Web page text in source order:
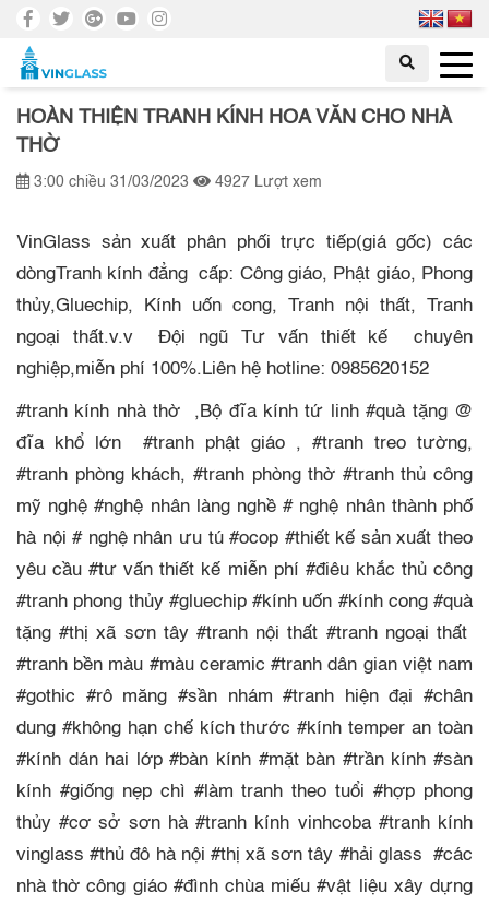
HOÀN THIỆN TRANH KÍNH HOA VĂN CHO NHÀ
THỜ
3:00 chiều 31/03/2023 4927 Lượt xem
VinGlass sản xuất phân phối trực tiếp(giá gốc) các
dòngTranh kính đẳng cấp: Công giáo, Phật giáo, Phong
thủy,Gluechip, Kính uốn cong, Tranh nội thất, Tranh
ngoại thất.v.v Đội ngũ Tư vấn thiết kế chuyên
nghiệp,miễn phí 100%.Liên hệ hotline: 0985620152
#tranh kính nhà thờ ,Bộ đĩa kính tứ linh #quà tặng @
đĩa khổ lớn #tranh phật giáo , #tranh treo tường,
#tranh phòng khách, #tranh phòng thờ #tranh thủ công
mỹ nghệ #nghệ nhân làng nghề # nghệ nhân thành phố
hà nội # nghệ nhân ưu tú #ocop #thiết kế sản xuất theo
yêu cầu #tư vấn thiết kế miễn phí #điêu khắc thủ công
#tranh phong thủy #gluechip #kính uốn #kính cong #quà
tặng #thị xã sơn tây #tranh nội thất #tranh ngoại thất
#tranh bền màu #màu ceramic #tranh dân gian việt nam
#gothic #rô măng #sần nhám #tranh hiện đại #chân
dung #không hạn chế kích thước #kính temper an toàn
#kính dán hai lớp #bàn kính #mặt bàn #trần kính #sàn
kính #giống nẹp chì #làm tranh theo tuổi #hợp phong
thủy #cơ sở sơn hà #tranh kính vinhcoba #tranh kính
vinglass #thủ đô hà nội #thị xã sơn tây #hải glass #các
nhà thờ công giáo #đình chùa miếu #vật liệu xây dựng